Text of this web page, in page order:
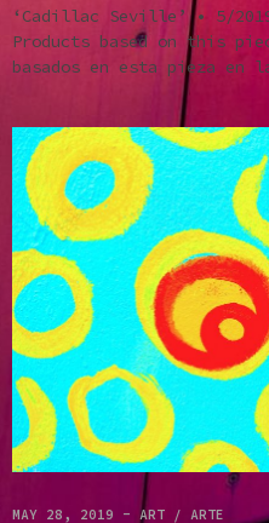
‘Cadillac Seville’ • 5/
Products based on this
basados en esta pieza en
MAY 28, 2019 - ART / ARTE